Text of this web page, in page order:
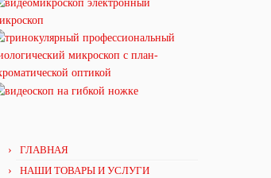
ГЛАВНАЯ
НАШИ ТОВАРЫ И УСЛУГИ